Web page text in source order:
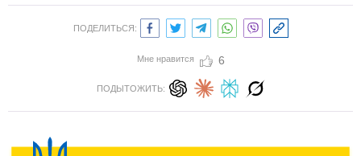
ПОДЕЛИТЬСЯ:
Мне нравится 6
ПОДЫТОЖИТЬ: